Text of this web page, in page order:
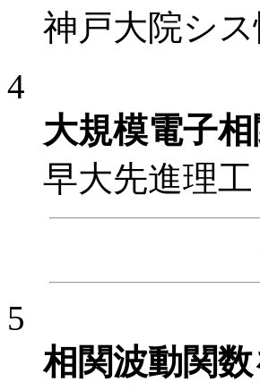
神戸大院シ
4
大規模電子
早大先進理
5
相関波動関